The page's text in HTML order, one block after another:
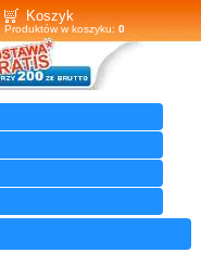
Koszyk
Produktów w koszyku: 0